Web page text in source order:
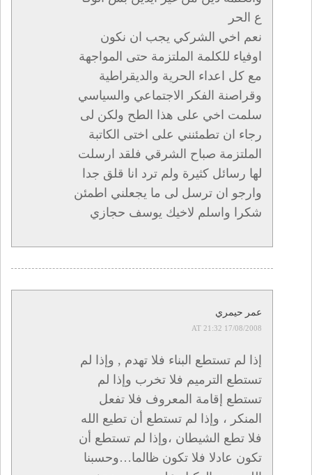
ع الحر
نعم اخي الشركي يجب ان نكون
اوفياء للكلمة الملتزمة حتى المواجهة
مع كل اعداء الحرية والديقراطية
وقراصنة الفكر الاجتماعي والسياسي
سلمت اخي على هذا الطح ولكن لى
رجاء ان تطمئنني على اختى الكاتبة
الملتزمة صباح الشرقي فلقد ارسلت
لها رسائل كثيرة ولم ترد انا قلق جدا
وارجو ان ترسل لى ما يجعلني اطمئن
شكرا واسلم لاخيك يوسف حجازي
عمر حيمري
17/08/2008 AT 21:32
إذا لم تستطع البناء فلا تهدم , وإذا لم
تستطع الترميم فلا تخرب وإذا لم
تستطع إقامة المعروف فلا تفعل
المنكر ، وإذا لم تستطع أن تطيع الله
فلا تطع الشيطان ،وإذا لم تستطع أن
تكون عادلا فلا تكون ظالما…وحسبنا